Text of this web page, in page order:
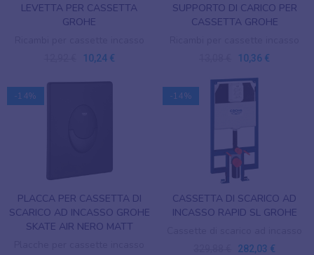
LEVETTA PER CASSETTA
GROHE
10,24 €
SUPPORTO DI CARICO PER
CASSETTA GROHE
10,36 €
-14%
PLACCA PER CASSETTA DI
SCARICO AD INCASSO GROHE
SKATE AIR NERO MATT
-14%
CASSETTA DI SCARICO AD
INCASSO RAPID SL GROHE
282,03 €